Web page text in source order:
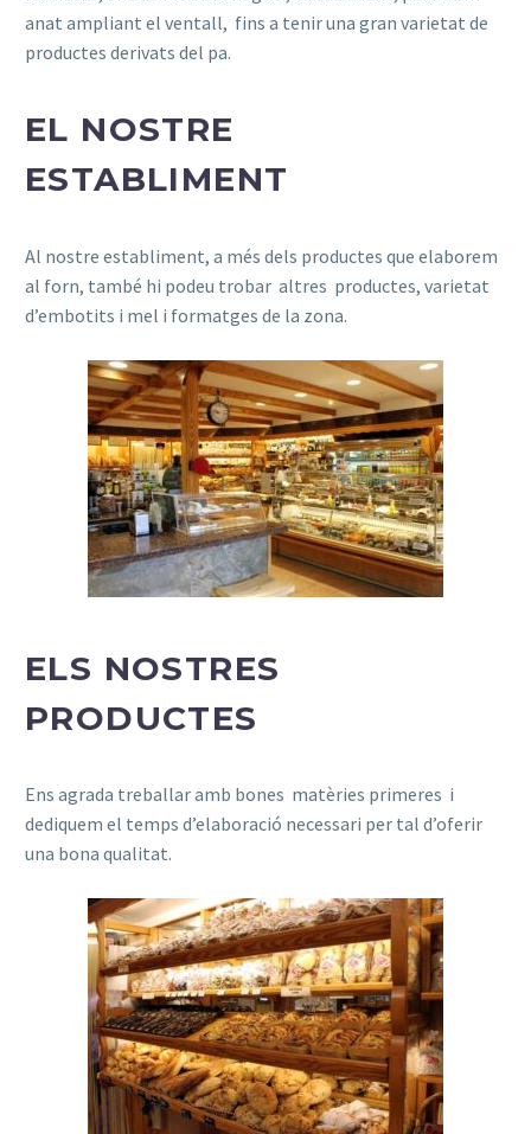
anat ampliant el ventall, fins a tenir una gran varietat de
productes derivats del pa.
EL NOSTRE
ESTABLIMENT
Al nostre establiment, a més dels productes que elaborem
al forn, també hi podeu trobar altres productes, varietat
d’embotits i mel i formatges de la zona.
ELS NOSTRES
PRODUCTES
Ens agrada treballar amb bones matèries primeres i
dediquem el temps d’elaboració necessari per tal d’oferir
una bona qualitat.